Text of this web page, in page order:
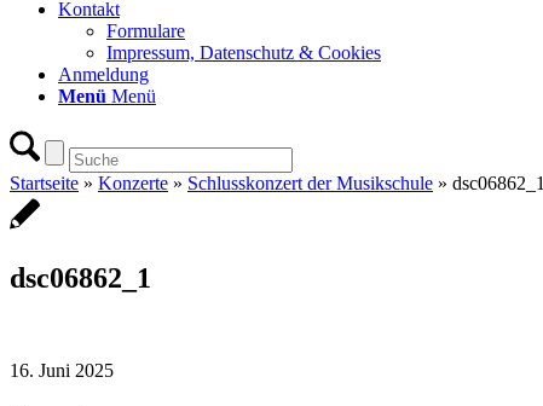
Kontakt
Formulare
Impressum, Datenschutz & Cookies
Anmeldung
Menü Menü
Startseite » Konzerte » Schlusskonzert der Musikschule » dsc06862_1
dsc06862_1
16. Juni 2025